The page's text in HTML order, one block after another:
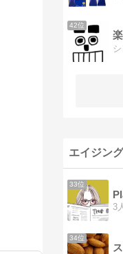
42位
エイジン
33位
34位